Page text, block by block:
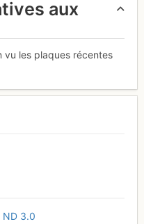
aux
vu les plaques récentes
ND 3.0